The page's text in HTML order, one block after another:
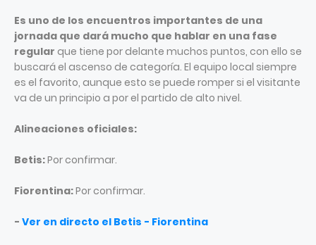
Es uno de los encuentros importantes de una
jornada que dará mucho que hablar en una fase
regular que tiene por delante muchos puntos, con ello se
buscará el ascenso de categoría. El equipo local siempre
es el favorito, aunque esto se puede romper si el visitante
va de un principio a por el partido de alto nivel.
Alineaciones oficiales:
Betis:Por confirmar.
Fiorentina:Por confirmar.
- Ver en directo el Betis - Fiorentina